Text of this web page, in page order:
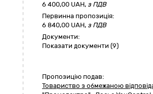
6 400,00 UAH, з ПДВ
Первинна пропозиція:
6 840,00 UAH, з ПДВ
Документи:
Показати документи (9)
Пропозицію подав:
Товариство з обмежаною